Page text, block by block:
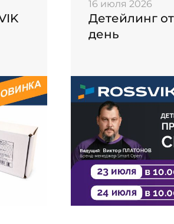
16 июля 2026
Детейлинг
день